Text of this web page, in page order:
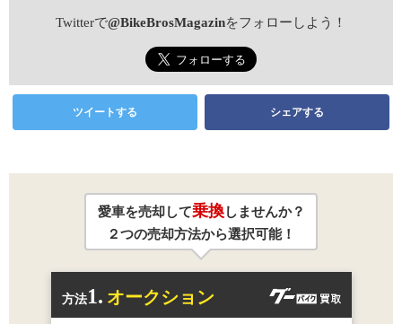
Twitterで@BikeBrosMagazinをフォローしよう！
ツイートする シェアする
愛車を売却して乗換しませんか？
２つの売却方法から選択可能！
方法1. オークション